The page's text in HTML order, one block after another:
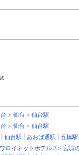
> 仙台 > 仙台駅
> 仙台 > 仙台駅
仙台駅 あおば通駅 五橋駅
ロイネットホテルズ> 宮城